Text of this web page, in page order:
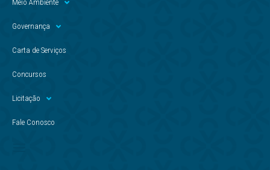
Meio Ambiente
Governança
Carta de Serviços
Concursos
Licitação
Fale Conosco